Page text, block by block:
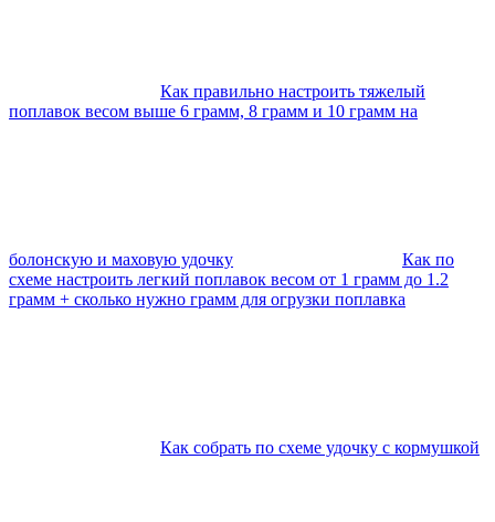
Как правильно настроить тяжелый
поплавок весом выше 6 грамм, 8 грамм и 10 грамм на
болонскую и маховую удочку
Как по
схеме настроить легкий поплавок весом от 1 грамм до 1.2
грамм + сколько нужно грамм для огрузки поплавка
Как собрать по схеме удочку с кормушкой